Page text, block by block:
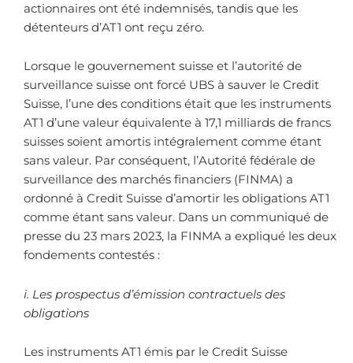
actionnaires ont été indemnisés, tandis que les
détenteurs d’AT1 ont reçu zéro.
Lorsque le gouvernement suisse et l’autorité de
surveillance suisse ont forcé UBS à sauver le Credit
Suisse, l’une des conditions était que les instruments
AT1 d’une valeur équivalente à 17,1 milliards de francs
suisses soient amortis intégralement comme étant
sans valeur. Par conséquent, l’Autorité fédérale de
surveillance des marchés financiers (FINMA) a
ordonné à Credit Suisse d’amortir les obligations AT1
comme étant sans valeur. Dans un communiqué de
presse du 23 mars 2023, la FINMA a expliqué les deux
fondements contestés :
i. Les prospectus d’émission contractuels des
obligations
Les instruments AT1 émis par le Credit Suisse